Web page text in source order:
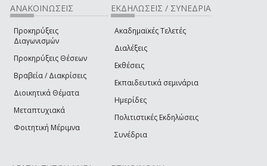
ΑΝΑΚΟΙΝΩΣΕΙΣ
Προκηρύξεις
Διαγωνισμών
Προκηρύξεις Θέσεων
Βραβεία / Διακρίσεις
Διοικητικά Θέματα
Μεταπτυχιακά
Φοιτητική Μέριμνα
ΕΚΔΗΛΩΣΕΙΣ / ΣΥΝΕΔΡΙΑ
Ακαδημαϊκές Τελετές
Διαλέξεις
Εκθέσεις
Εκπαιδευτικά σεμινάρια
Ημερίδες
Πολιτιστικές Εκδηλώσεις
Συνέδρια